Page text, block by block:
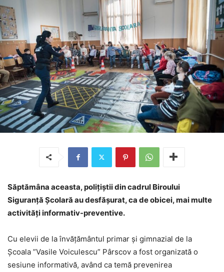
Săptămâna aceasta, polițiștii din cadrul Biroului
Siguranță Școlară au desfășurat, ca de obicei, mai multe
activități informativ-preventive.
Cu elevii de la învățământul primar și gimnazial de la
Școala ”Vasile Voiculescu” Pârscov a fost organizată o
sesiune informativă, având ca temă prevenirea